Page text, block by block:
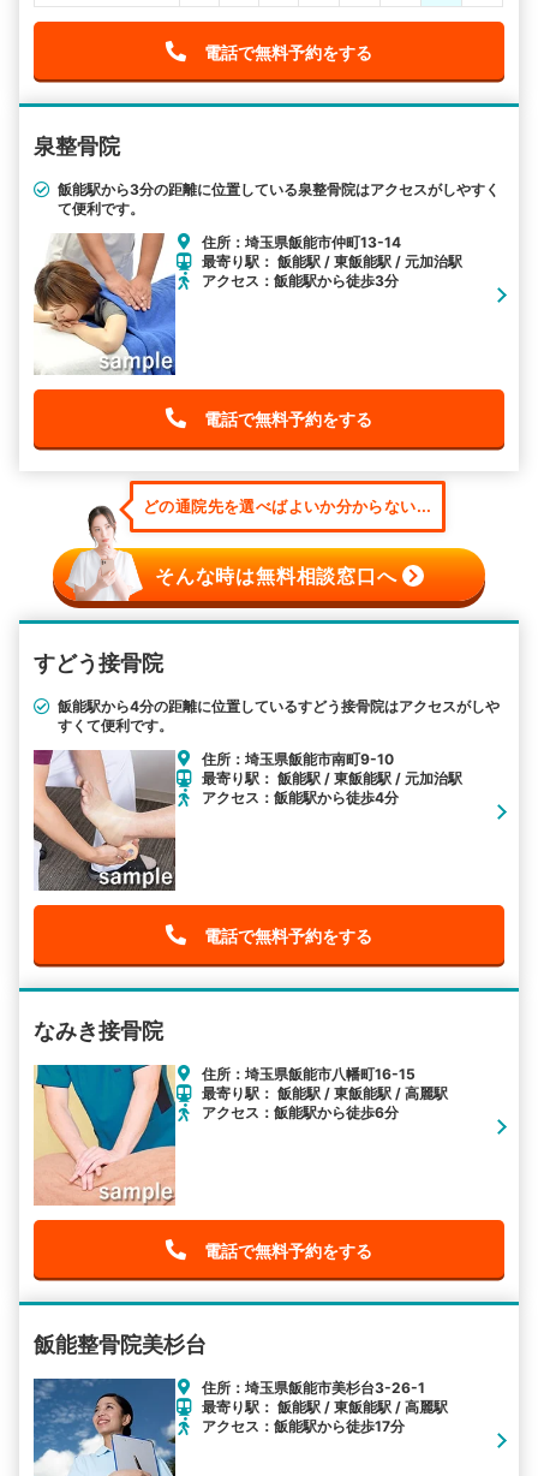
電話で無料予約をする
泉整骨院
飯能駅から3分の距離に位置している泉整骨院はアクセスがしやすく
て便利です。
住所：埼玉県飯能市仲町13-14
最寄り駅： 飯能駅 / 東飯能駅 / 元加治駅
アクセス：飯能駅から徒歩3分
電話で無料予約をする
どの通院先を選べばよいか分からない...
そんな時は無料相談窓口へ
すどう接骨院
飯能駅から4分の距離に位置しているすどう接骨院はアクセスがしや
すくて便利です。
住所：埼玉県飯能市南町9-10
最寄り駅： 飯能駅 / 東飯能駅 / 元加治駅
アクセス：飯能駅から徒歩4分
電話で無料予約をする
なみき接骨院
住所：埼玉県飯能市八幡町16-15
最寄り駅： 飯能駅 / 東飯能駅 / 高麗駅
アクセス：飯能駅から徒歩6分
電話で無料予約をする
飯能整骨院美杉台
住所：埼玉県飯能市美杉台3-26-1
最寄り駅： 飯能駅 / 東飯能駅 / 高麗駅
アクセス：飯能駅から徒歩17分